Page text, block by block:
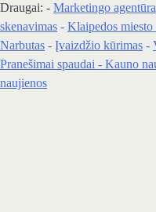
Draugai: - Marketingo agentūra
skenavimas - Klaipedos miesto
Narbutas - Įvaizdžio kūrimas -
Pranešimai spaudai - Kauno
naujienos